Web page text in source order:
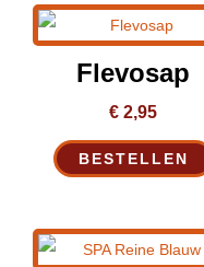
Flevosap
€ 2,95
BESTELLEN